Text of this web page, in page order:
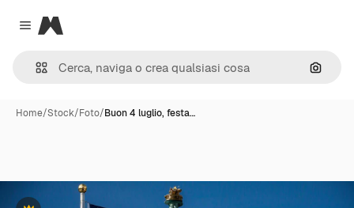
Close menu
Magnific
Cerca
Home/Stock/Foto/Buon 4 luglio, festa…